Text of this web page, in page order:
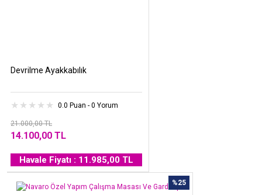
Devrilme Ayakkabılık
0.0 Puan - 0 Yorum
21.000,00 TL
14.100,00 TL
Havale Fiyatı : 11.985,00 TL
%25